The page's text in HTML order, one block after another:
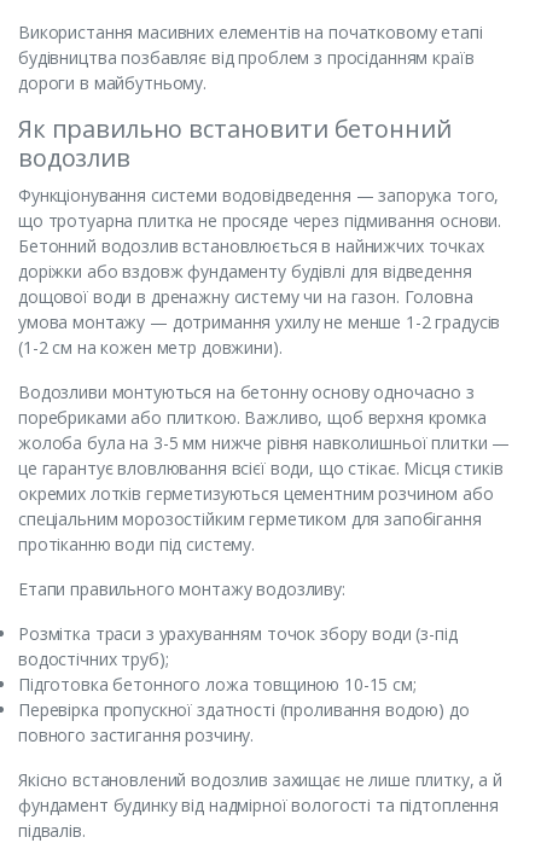
Використання масивних елементів на початковому етапі
будівництва позбавляє від проблем з просіданням країв
дороги в майбутньому.
Як правильно встановити бетонний
водозлив
Функціонування системи водовідведення — запорука того,
що тротуарна плитка не просяде через підмивання основи.
Бетонний водозлив встановлюється в найнижчих точках
доріжки або вздовж фундаменту будівлі для відведення
дощової води в дренажну систему чи на газон. Головна
умова монтажу — дотримання ухилу не менше 1-2 градусів
(1-2 см на кожен метр довжини).
Водозливи монтуються на бетонну основу одночасно з
поребриками або плиткою. Важливо, щоб верхня кромка
жолоба була на 3-5 мм нижче рівня навколишньої плитки —
це гарантує вловлювання всієї води, що стікає. Місця стиків
окремих лотків герметизуються цементним розчином або
спеціальним морозостійким герметиком для запобігання
протіканню води під систему.
Етапи правильного монтажу водозливу:
Розмітка траси з урахуванням точок збору води (з-під
водостічних труб);
Підготовка бетонного ложа товщиною 10-15 см;
Перевірка пропускної здатності (проливання водою) до
повного застигання розчину.
Якісно встановлений водозлив захищає не лише плитку, а й
фундамент будинку від надмірної вологості та підтоплення
підвалів.